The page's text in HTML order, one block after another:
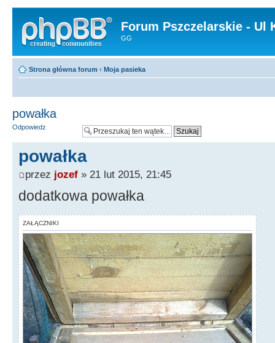
Forum Pszczelarskie - Ul
GG
Strona główna forum ‹ Moja pasieka
powałka
Odpowiedz
powałka
przez jozef » 21 lut 2015, 21:45
dodatkowa powałka
ZAŁĄCZNIKI